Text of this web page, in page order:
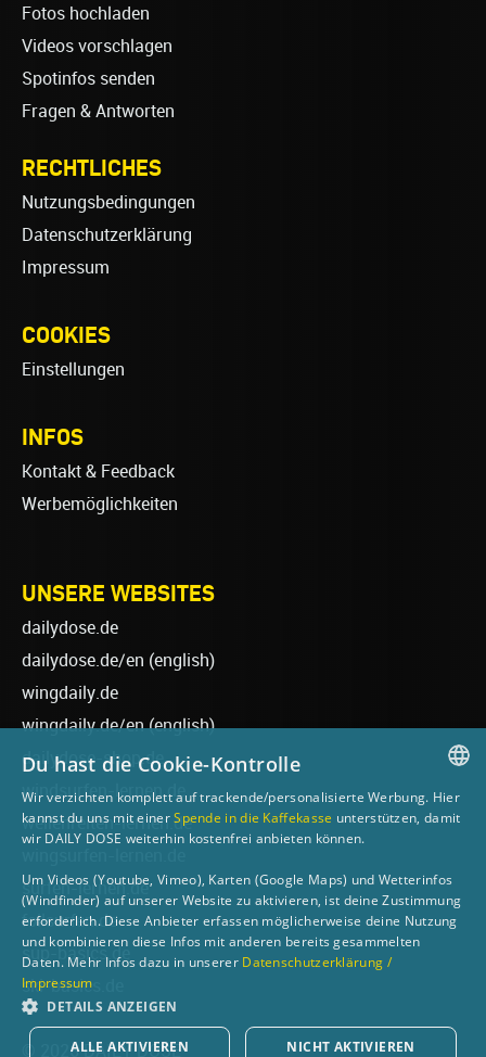
Fotos hochladen
Videos vorschlagen
Spotinfos senden
Fragen & Antworten
RECHTLICHES
Nutzungsbedingungen
Datenschutzerklärung
Impressum
COOKIES
Einstellungen
INFOS
Kontakt & Feedback
Werbemöglichkeiten
UNSERE WEBSITES
dailydose.de
dailydose.de/en (english)
wingdaily.de
wingdaily.de/en(english)
dailydose-shop.de
windsurfen-lernen.de
wellenreiten-lernen.de
surfen-lernen.de
foilsurfen.de
sup-basics.de
ski-basics.de
© 2026 DAILY DOSE
GERMAN
Du hast die Cookie-Kontrolle
Wir verzichten komplett auf trackende/personalisierte Werbung. Hier
kannst du uns mit einerSpende in die Kaffekasse unterstützen, damit
wir DAILY DOSE weiterhin kostenfrei anbieten können.
Um Videos (Youtube, Vimeo), Karten (Google Maps) und Wetterinfos
(Windfinder) auf unserer Website zu aktivieren, ist deine Zustimmung
erforderlich. Diese Anbieter erfassen möglicherweise deine Nutzung
und kombinieren diese Infos mit anderen bereits gesammelten
Daten. Mehr Infos dazu in unserer Datenschutzerklärung /
Impressum
DETAILS ANZEIGEN
ALLE AKTIVIEREN NICHT AKTIVIEREN